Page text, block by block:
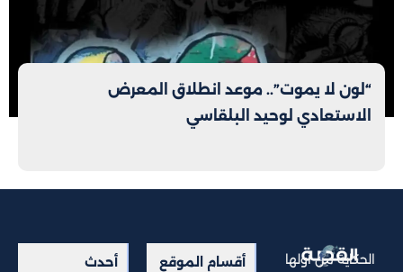
“لون لا يموت”.. موعد انطلاق المعرض
الاستعادي لوحيد البلقاسي
الحكاية من أولها أقسام الموقع أحدث